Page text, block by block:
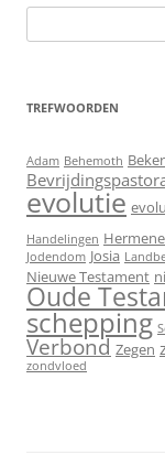
naar:
TREFWOORDEN
Adam Behemoth
evolutie
Handelingen
Jodendom Josia
Nieuwe Testament
Oude
schepping
Verbond Zegen
zondvloed